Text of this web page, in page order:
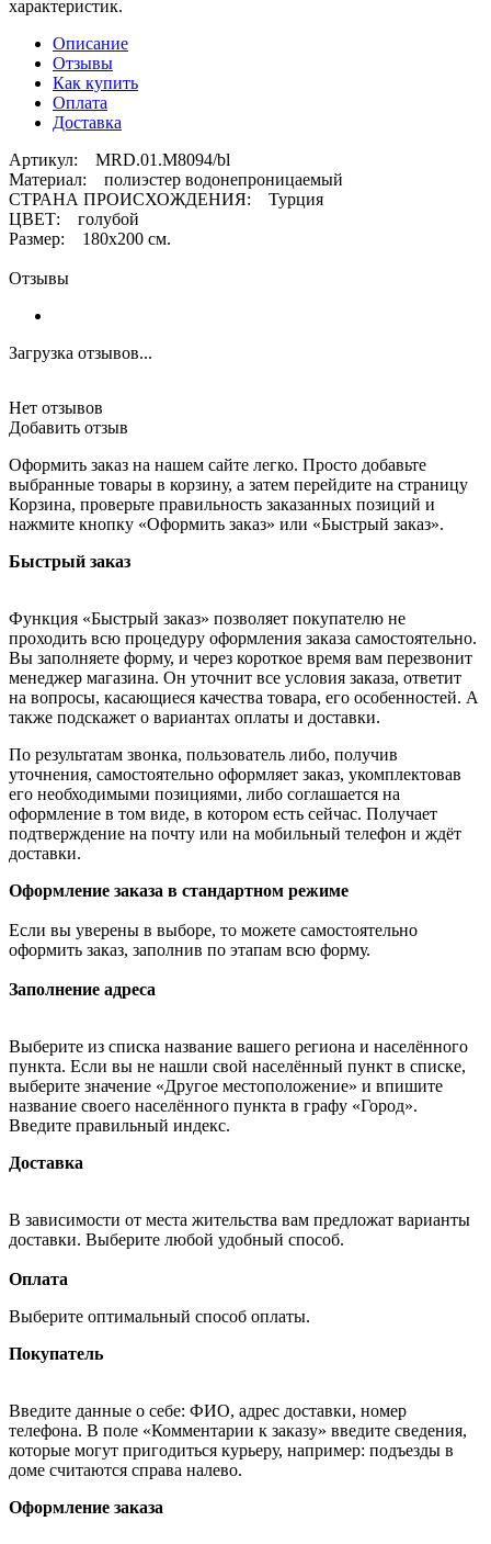
характеристик.
Описание
Отзывы
Как купить
Оплата
Доставка
Артикул: MRD.01.M8094/bl
Материал: полиэстер водонепроницаемый
СТРАНА ПРОИСХОЖДЕНИЯ: Турция
ЦВЕТ: голубой
Размер: 180х200 см.
Отзывы
Загрузка отзывов...
Нет отзывов
Добавить отзыв
Оформить заказ на нашем сайте легко. Просто добавьте
выбранные товары в корзину, а затем перейдите на страницу
Корзина, проверьте правильность заказанных позиций и
нажмите кнопку «Оформить заказ» или «Быстрый заказ».
Быстрый заказ
Функция «Быстрый заказ» позволяет покупателю не
проходить всю процедуру оформления заказа самостоятельно.
Вы заполняете форму, и через короткое время вам перезвонит
менеджер магазина. Он уточнит все условия заказа, ответит
на вопросы, касающиеся качества товара, его особенностей. А
также подскажет о вариантах оплаты и доставки.
По результатам звонка, пользователь либо, получив
уточнения, самостоятельно оформляет заказ, укомплектовав
его необходимыми позициями, либо соглашается на
оформление в том виде, в котором есть сейчас. Получает
подтверждение на почту или на мобильный телефон и ждёт
доставки.
Оформление заказа в стандартном режиме
Если вы уверены в выборе, то можете самостоятельно
оформить заказ, заполнив по этапам всю форму.
Заполнение адреса
Выберите из списка название вашего региона и населённого
пункта. Если вы не нашли свой населённый пункт в списке,
выберите значение «Другое местоположение» и впишите
название своего населённого пункта в графу «Город».
Введите правильный индекс.
Доставка
В зависимости от места жительства вам предложат варианты
доставки. Выберите любой удобный способ.
Оплата
Выберите оптимальный способ оплаты.
Покупатель
Введите данные о себе: ФИО, адрес доставки, номер
телефона. В поле «Комментарии к заказу» введите сведения,
которые могут пригодиться курьеру, например: подъезды в
доме считаются справа налево.
Оформление заказа